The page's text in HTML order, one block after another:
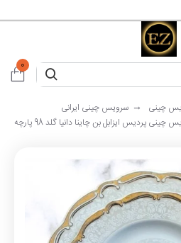
0
چینی
سرویس چینی ایرانی
چینی پردیس ایزابل بن چاینا دانیا گلد 98 پارچه